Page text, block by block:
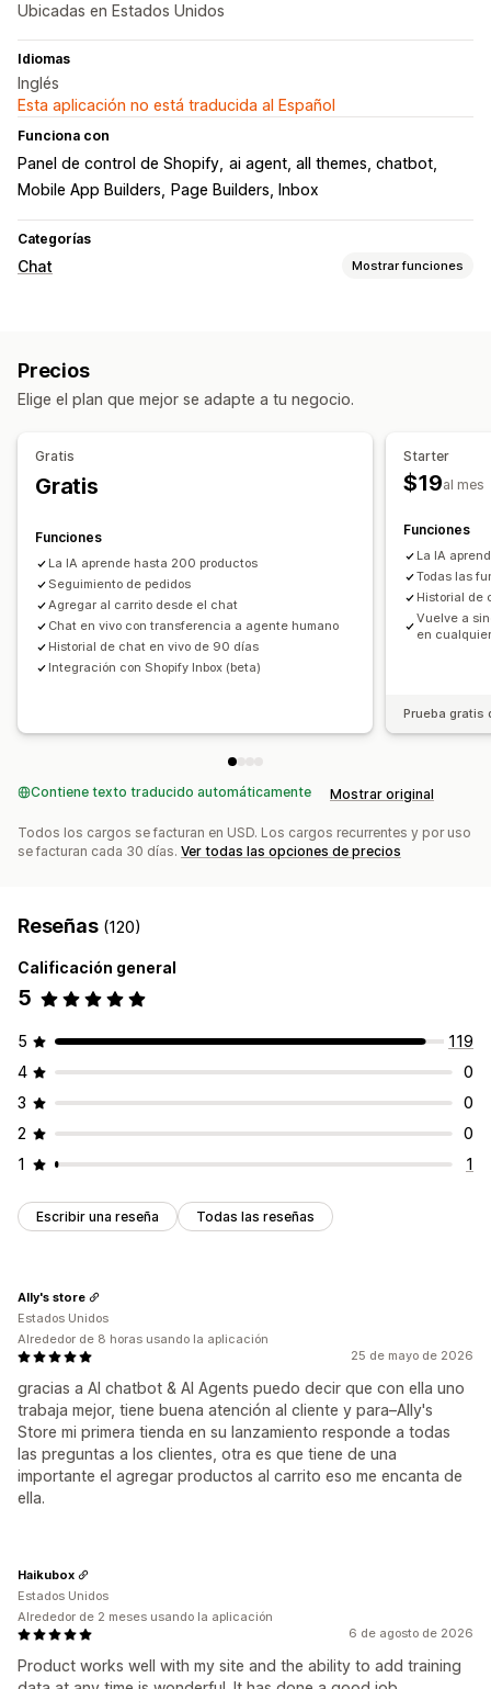
Ubicadas en Estados Unidos
Idiomas
Inglés
Esta aplicación no está traducida al Español
Funciona con
Panel de control de Shopify ai agent, all themes, chatbot
Mobile App Builders
Page Builders, Inbox
Categorías
Chat Mostrar funciones
Múltiples idiomas
Informes y estadísticas del agente
Recomendaciones de productos
Respuestas rápidas
Revisar solicitudes Venta cruzada Venta adicional
Personalización
Color y fuente
Emojis y stickers Ventana del chat
Mensajes de bienvenida
Botones del chat
Precios
Elige el plan que mejor se adapte a tu negocio.
Gratis
Gratis
Funciones
La IA aprende hasta 200 productos
Seguimiento de pedidos
Agregar al carrito desde el chat
Chat en vivo con transferencia a agente humano
Historial de chat en vivo de 90 días
Integración con Shopify Inbox (beta)
Starter
$19al mes
Funciones
La IA
Todas las
Historial de
Vuelve a
en
Prueba gratis
Contiene texto traducido automáticamente Mostrar original
Todos los cargos se facturan en USD. Los cargos recurrentes y por uso
se facturan cada 30 días. Ver todas las opciones de precios
Reseñas (120)
Calificación general
5
5
119
4
0
3
0
2
0
1
1
Escribir una reseña Todas las reseñas
25 de mayo de 2026
gracias a AI chatbot & AI Agents puedo decir que con ella uno
trabaja mejor, tiene buena atención al cliente y para–Ally's
Store mi primera tienda en su lanzamiento responde a todas
las preguntas a los clientes, otra es que tiene de una
importante el agregar productos al carrito eso me encanta de
ella.
Ally's store
Estados Unidos
Alrededor de 8 horas usando la aplicación
6 de agosto de 2026
Product works well with my site and the ability to add training
Haikubox
Estados Unidos
Alrededor de 2 meses usando la aplicación